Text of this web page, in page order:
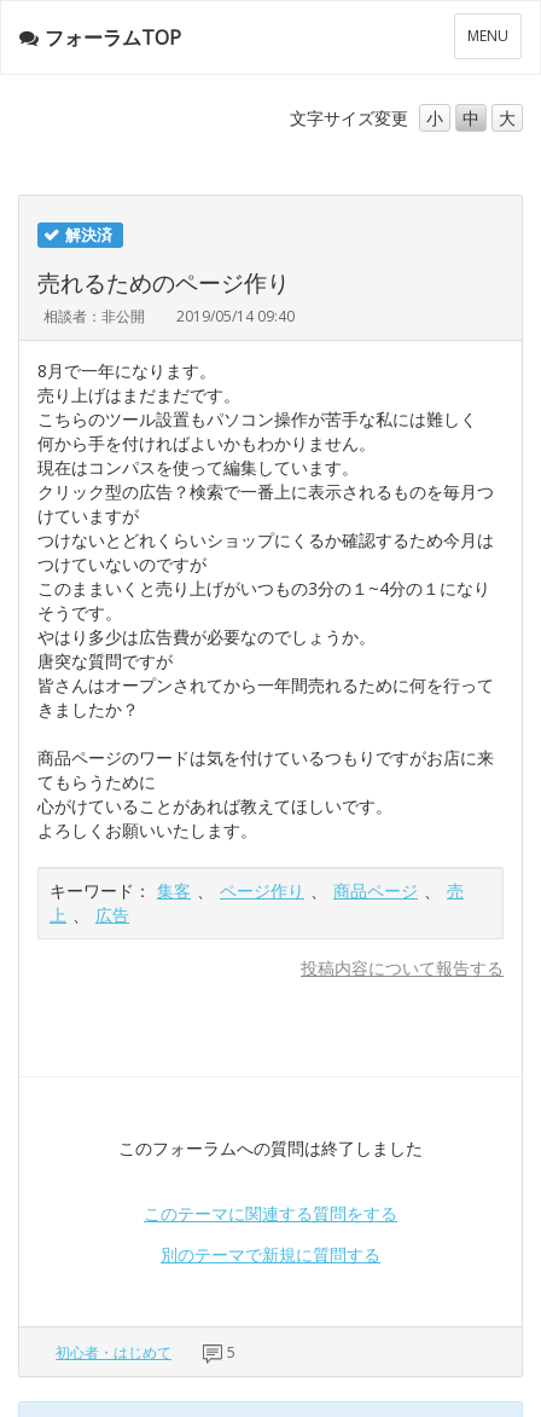
メ
ニ
ー
MENU
フォーラムTOP
文字サイズ変更 小 中 大
解決済
売れるためのページ作り
相談者：非公開 2019/05/14 09:40
8月で一年になります。
売り上げはまだまだです。
こちらのツール設置もパソコン操作が苦手な私には難しく
何から手を付ければよいかもわかりません。
現在はコンパスを使って編集しています。
クリック型の広告？検索で一番上に表示されるものを毎月つ
けていますが
つけないとどれくらいショップにくるか確認するため今月は
つけていないのですが
このままいくと売り上げがいつもの3分の１~4分の１になり
そうです。
やはり多少は広告費が必要なのでしょうか。
唐突な質問ですが
皆さんはオープンされてから一年間売れるために何を行って
きましたか？
商品ページのワードは気を付けているつもりですがお店に来
てもらうために
心がけていることがあれば教えてほしいです。
よろしくお願いいたします。
キーワード： 集客 、 ページ作り 、 商品ページ 、
売
上 、 広告
投稿内容について報告する
このフォーラムへの質問は終了しました
このテーマに関連する質問をする
別のテーマで新規に質問する
初心者・はじめて 5